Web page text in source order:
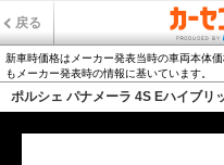
戻る
新車時価格はメーカー発表当時の車両本体
もメーカー発表時の情報に基いています。
ポルシェ パナメーラ 4S Eハイブリ